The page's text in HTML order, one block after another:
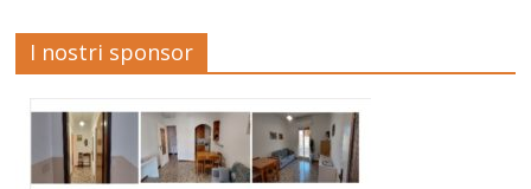
I nostri sponsor